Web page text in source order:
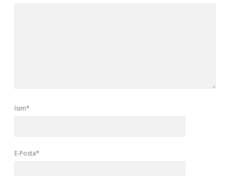
İsim*
E-Posta*